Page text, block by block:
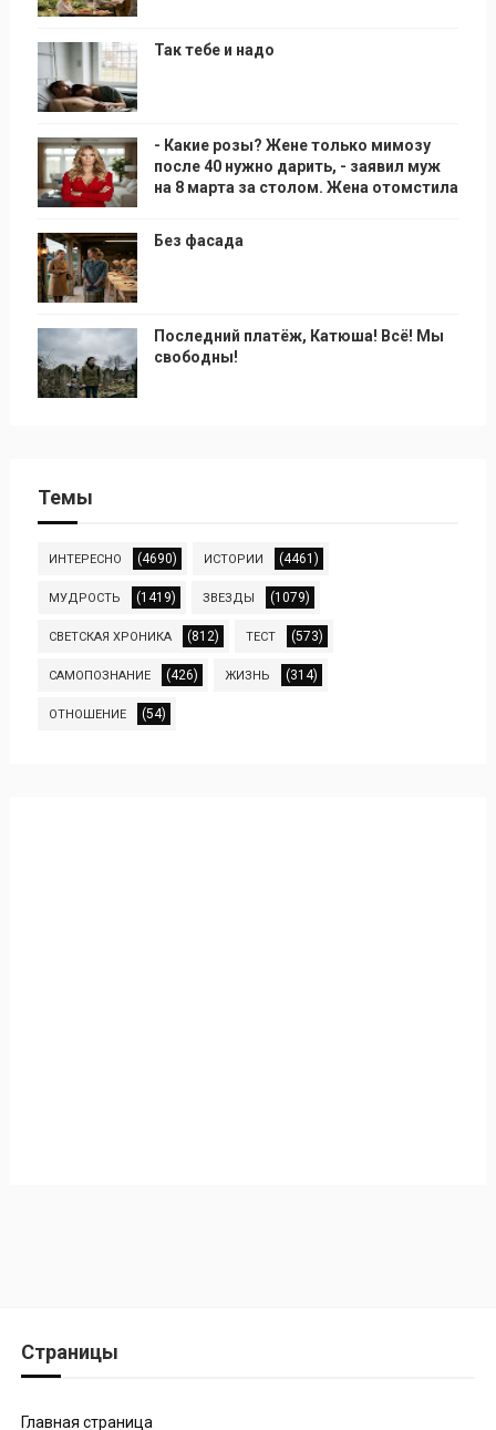
Так тебе и надо
- Какие розы? Жене только мимозу
после 40 нужно дарить, - заявил муж
на 8 марта за столом. Жена отомстила
Без фасада
Последний платёж, Катюша! Всё! Мы
свободны!
Темы
ИНТЕРЕСНО (4690) ИСТОРИИ (4461)
МУДРОСТЬ (1419) ЗВЕЗДЫ (1079)
СВЕТСКАЯ ХРОНИКА (812) ТЕСТ (573)
САМОПОЗНАНИЕ (426) ЖИЗНЬ (314)
ОТНОШЕНИЕ (54)
Страницы
Главная страница